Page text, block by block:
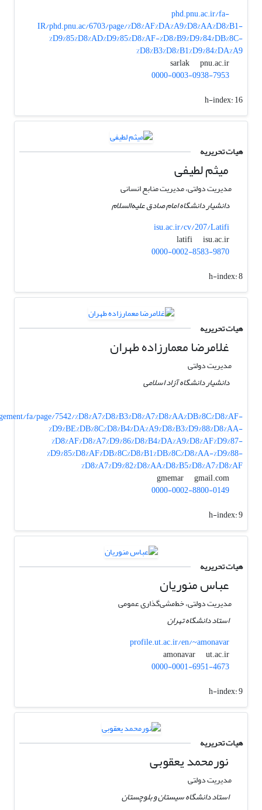
phd.pnu.ac.ir/fa-
IR/phd.pnu.ac/6703/page/%D8%AF%DA%A9%D8%AA%D8%B1-
%D9%85%D8%AD%D9%85%D8%AF-%D8%B9%D9%84%DB%8C-
%D8%B3%D8%B1%D9%84%DA%A9
sarlak
pnu.ac.ir
0000-0003-0938-7953
h-index:16
هیات تحریریه
میثم لطیفی
مدیریت دولتی، مدیریت منابع انسانی
دانشیار دانشگاه امام صادق علیه‌السلام
isu.ac.ir/cv/207/Latifi
latifi
isu.ac.ir
0000-0002-8583-9870
h-index:8
هیات تحریریه
غلامرضا معمارزاده طهران
مدیریت دولتی
دانشیار دانشگاه آزاد اسلامی
fa/page/7542/%D8%A7%D8%B3%D8%A7%D8%AA%DB%8C%D8%AF-
%D9%BE%DB%8C%D8%B4%DA%A9%D8%B3%D9%88%D8%AA-
%D8%AF%D8%A7%D9%86%D8%B4%DA%A9%D8%AF%D9%87-
%D9%85%D8%AF%DB%8C%D8%B1%DB%8C%D8%AA-%D9%88-
%D8%A7%D9%82%D8%AA%D8%B5%D8%A7%D8%AF
gmemar
gmail.com
0000-0002-8800-0149
h-index:9
هیات تحریریه
عباس منوریان
مدیریت دولتی، خط‌مشی‌گذاری عمومی
استاد دانشگاه تهران
profile.ut.ac.ir/en/~amonavar
amonavar
ut.ac.ir
0000-0001-6951-4673
h-index:9
هیات تحریریه
نورمحمد یعقوبی
مدیریت دولتی
استاد دانشگاه سیستان و بلوچستان